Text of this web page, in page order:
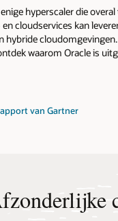
hyperscaler die
cloudservices kan
hybride
waarom Oracle is
van Gartner